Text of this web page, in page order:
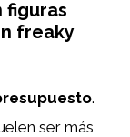
freaky
.
ser más